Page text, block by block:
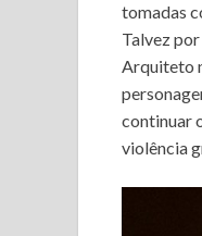
tomadas
Talvez
Arquiteto
continuar
violência